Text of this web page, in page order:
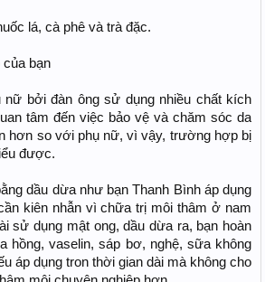
lá, cà phê và trà đặc.
của bạn
bởi đàn ông sử dụng nhiều chất kích
tâm đến việc bảo vệ và chăm sóc da
hơn so với phụ nữ, vì vậy, trường hợp bị
được.
dầu dừa như bạn Thanh Bình áp dụng
kiên nhẫn vì chữa trị môi thâm ở nam
sử dụng mật ong, dầu dừa ra, bạn hoàn
hồng, vaselin, sáp bơ, nghệ, sữa không
áp dụng tron thời gian dài mà không cho